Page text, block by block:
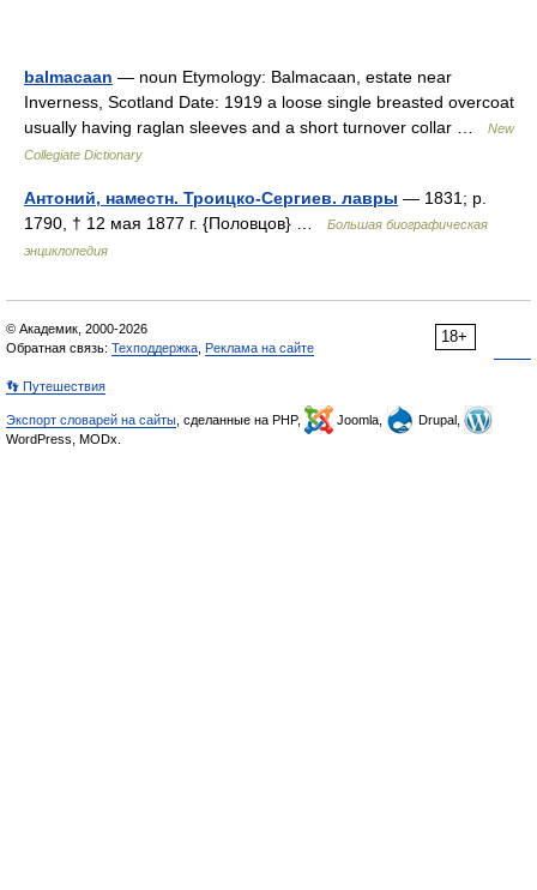
balmacaan — noun Etymology: Balmacaan, estate near
Inverness, Scotland Date: 1919 a loose single breasted overcoat
usually having raglan sleeves and a short turnover collar …
New
Collegiate Dictionary
Антоний, наместн. Троицко-Сергиев. лавры — 1831; р.
1790, † 12 мая 1877 г. {Половцов} …
Большая биографическая
энциклопедия
18+
© Академик, 2000-2026
Обратная связь: Техподдержка Реклама на сайте
👣 Путешествия
Экспорт словарей на сайты , сделанные на PHP, Joomla,
Drupal,
WordPress, MODx.